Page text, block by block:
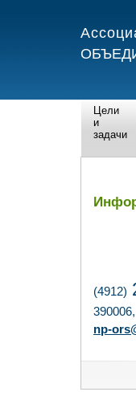
Цели
и
задачи
(4912)
np-